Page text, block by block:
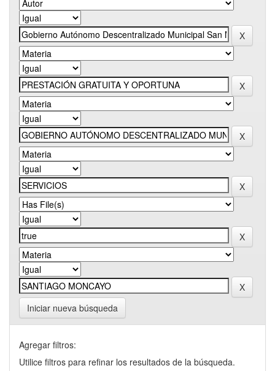
Iniciar nueva búsqueda
Agregar filtros:
Utilice filtros para refinar los resultados de la búsqueda.